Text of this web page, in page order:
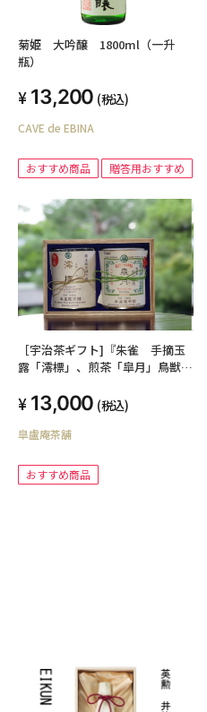
菊姫 大吟醸 1800ml（一升
瓶）
13,200 (税込)
CAVE de EBINA
おすすめ商品 贈答用おすすめ
［宇治茶ギフト]『朱雀 手摘玉
露「澪標」、煎茶「皐月」鳥獣戯
13,000 (税込)
皐盧庵茶舗
おすすめ商品